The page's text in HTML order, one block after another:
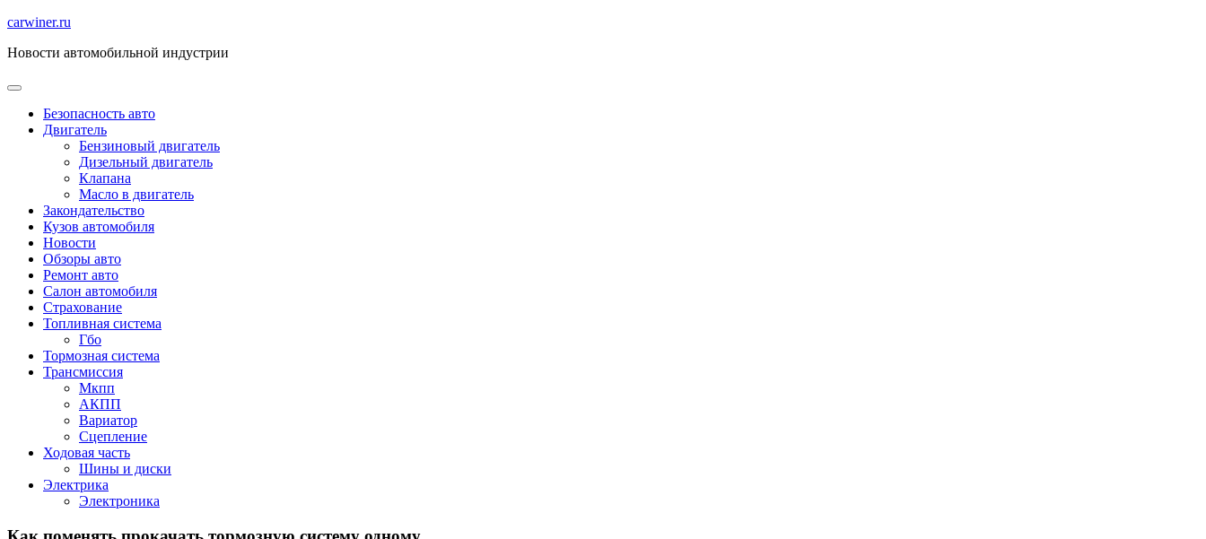
Перейти
содержимому
carwiner.ru
Новости автомобильной индустрии
Безопасность авто
Двигатель
Бензиновый двигатель
Дизельный двигатель
Клапана
Масло в двигатель
Закондательство
Кузов автомобиля
Новости
Обзоры авто
Ремонт авто
Салон автомобиля
Страхование
Топливная система
Гбо
Тормозная система
Трансмиссия
Мкпп
АКПП
Вариатор
Сцепление
Ходовая часть
Шины и диски
Электрика
Электроника